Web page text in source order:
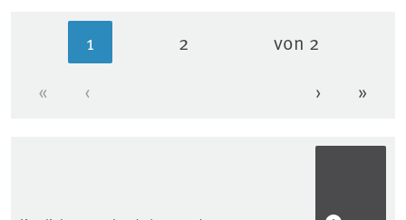
Erste Seite
« Vorherige Seite
‹
Aktuelle Seite
1 Seite
2 von 2
Nächste
› »